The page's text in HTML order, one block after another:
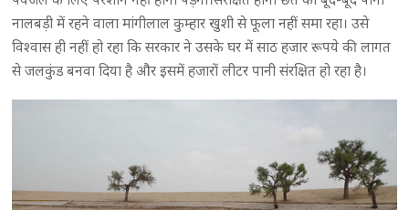
नालबड़ी में रहने वाला मांगीलाल कुम्हार खुशी से फूला नहीं समा रहा। उसे
विश्वास ही नहीं हो रहा कि सरकार ने उसके घर में साठ हजार रूपये की लागत
से जलकुंड बनवा दिया है और इसमें हजारों लीटर पानी संरक्षित हो रहा है।